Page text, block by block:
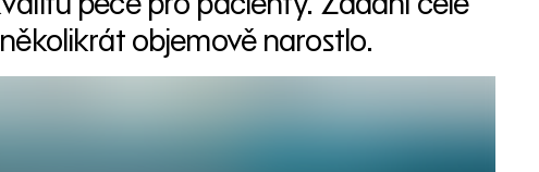
objemově narostlo.